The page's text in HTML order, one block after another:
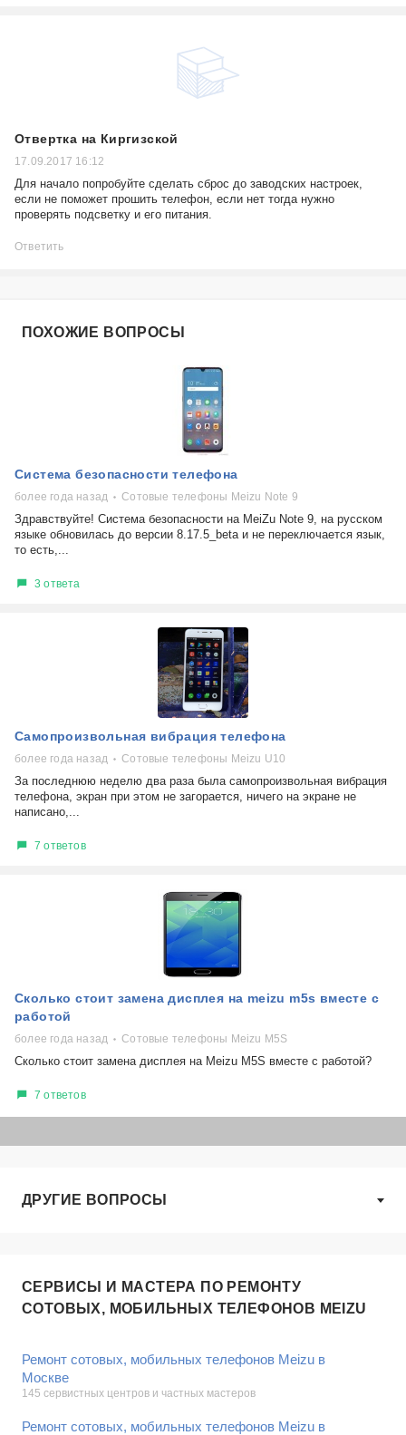
Отвертка на Киргизской
17.09.2017 16:12
Для начало попробуйте сделать сброс до заводских настроек,
если не поможет прошить телефон, если нет тогда нужно
проверять подсветку и его питания.
Ответить
ПОХОЖИЕ ВОПРОСЫ
Система безопасности телефона
более года назад Сотовые телефоны Meizu Note 9
Здравствуйте! Система безопасности на MeiZu Note 9, на русском
языке обновилась до версии 8.17.5_beta и не переключается язык,
то есть,...
3 ответа
Самопроизвольная вибрация телефона
более года назад Сотовые телефоны Meizu U10
За последнюю неделю два раза была самопроизвольная вибрация
телефона, экран при этом не загорается, ничего на экране не
написано,...
7 ответов
Сколько стоит замена дисплея на meizu m5s вместе с
работой
более года назад Сотовые телефоны Meizu M5S
Сколько стоит замена дисплея на Meizu M5S вместе с работой?
7 ответов
ДРУГИЕ ВОПРОСЫ
СЕРВИСЫ И МАСТЕРА ПО РЕМОНТУ
СОТОВЫХ, МОБИЛЬНЫХ ТЕЛЕФОНОВ MEIZU
Ремонт сотовых, мобильных телефонов Meizu в
Москве
145 сервистных центров и частных мастеров
Ремонт сотовых, мобильных телефонов Meizu в